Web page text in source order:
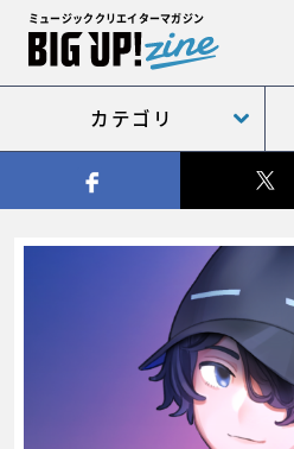
ミュージッククリエイターマガジン
カテゴリ